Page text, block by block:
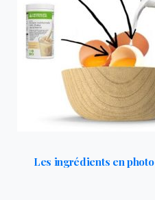
Les ingrédients en photo